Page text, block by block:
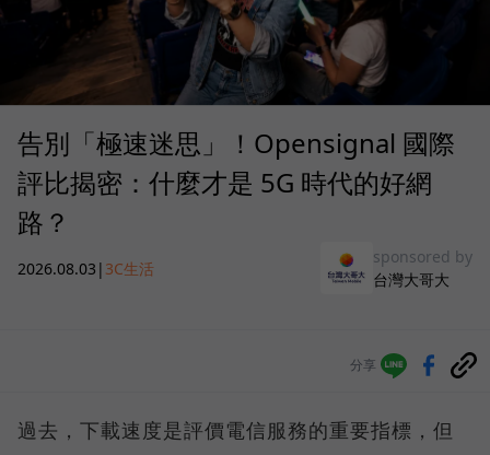
告別「極速迷思」！Opensignal 國際
評比揭密：什麼才是 5G 時代的好網
路？
2026.08.03 | 3C生活
sponsored by
台灣大哥大
分享
過去，下載速度是評價電信服務的重要指標，但